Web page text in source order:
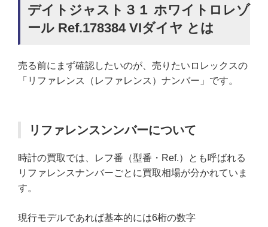
デイトジャスト３１ ホワイトロレゾ
ール Ref.178384 VIダイヤ とは
売る前にまず確認したいのが、売りたいロレックスの
「リファレンス（レファレンス）ナンバー」です。
リファレンスンンバーについて
時計の買取では、レフ番（型番・Ref.）とも呼ばれる
リファレンスナンバーごとに買取相場が分かれていま
す。
現行モデルであれば基本的には6桁の数字